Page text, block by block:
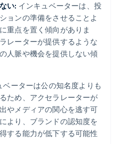
い: インキュベーターは、投
ョンの準備をさせることよ
重点を置く傾向がありま
レーターが提供するような
人脈や機会を提供しない傾
ベーターは公の知名度よりも
ため、アクセラレーターが
やメディアの関心を逃す可
より、ブランドの認知度を
する能力が低下する可能性